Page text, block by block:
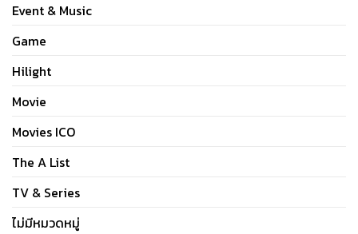
Event & Music
Game
Hilight
Movie
Movies ICO
The A List
TV & Series
ไม่มีหมวดหมู่